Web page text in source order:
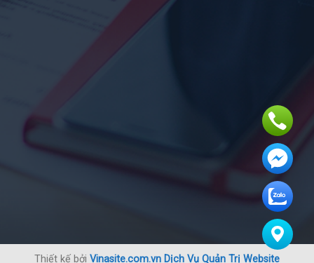
Thiết kế bởi Vinasite.com.vn Dịch Vụ Quản Trị Website